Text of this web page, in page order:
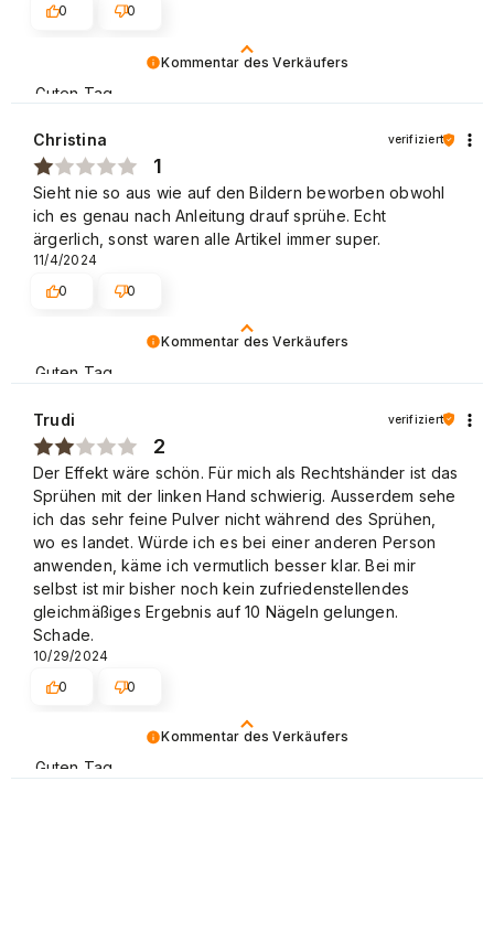
Hiermit schicken wir den Link:
https://widerruf.neonail.de/form/2. Danke im Voraus.
Beste Grüße, NEONAIL Team.
Kommentar des Verkäufers
Guten Tag,
Wir bedauern sehr, dass Sie so unzufrieden sind.
Melden Sie sich bitte bei unserer Beschwerdeabteilung,
um das Problem zu besprechen.
Hiermit schicken wir den Link:
https://widerruf.neonail.de/form/2.
0
0
Kommentar des Verkäufers
Guten Tag,
Wir bedauern sehr, dass Sie mit unserem Produkt
unzufrieden sind.
Melden Sie sich bitte direkt bei unserer
Beschwerdeabteilung, um das Problem genau zu
besprechen.
Hiermit schicken wir den Link:
https://widerruf.neonail.de/form/2. Danke im Voraus.
Beste Grüße, NEONAIL Team.
Christina verifiziert
1
Sieht nie so aus wie auf den Bildern beworben obwohl
ich es genau nach Anleitung drauf sprühe. Echt
ärgerlich, sonst waren alle Artikel immer super.
11/4/2024
0
0
Kommentar des Verkäufers
Guten Tag,
Trudi verifiziert
2
Der Effekt wäre schön. Für mich als Rechtshänder ist das
Sprühen mit der linken Hand schwierig. Ausserdem sehe
ich das sehr feine Pulver nicht während des Sprühen,
wo es landet. Würde ich es bei einer anderen Person
anwenden, käme ich vermutlich besser klar. Bei mir
selbst ist mir bisher noch kein zufriedenstellendes
gleichmäßiges Ergebnis auf 10 Nägeln gelungen.
Schade.
10/29/2024
0
0